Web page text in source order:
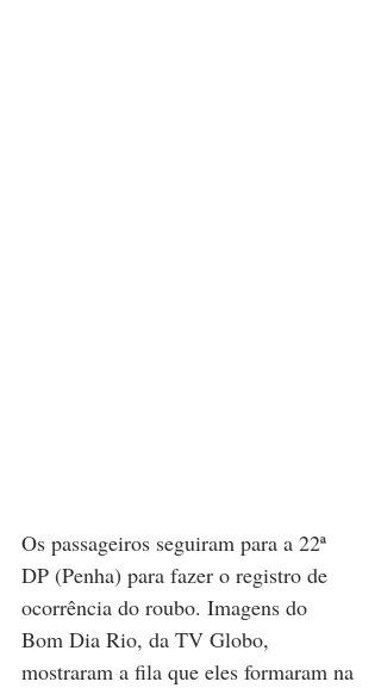
Os passageiros seguiram para a 22ª
DP (Penha) para fazer o registro de
ocorrência do roubo. Imagens do
Bom Dia Rio, da TV Globo,
mostraram a fila que eles formaram na